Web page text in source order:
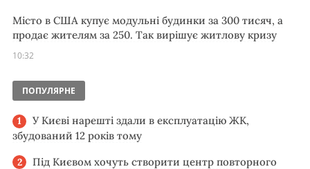
Місто в США купує модульні будинки за 300 тисяч, а
продає жителям за 250. Так вирішує житлову кризу
10:32
ПОПУЛЯРНЕ
У Києві нарешті здали в експлуатацію ЖК,
збудований 12 років тому
Під Києвом хочуть створити центр повторного